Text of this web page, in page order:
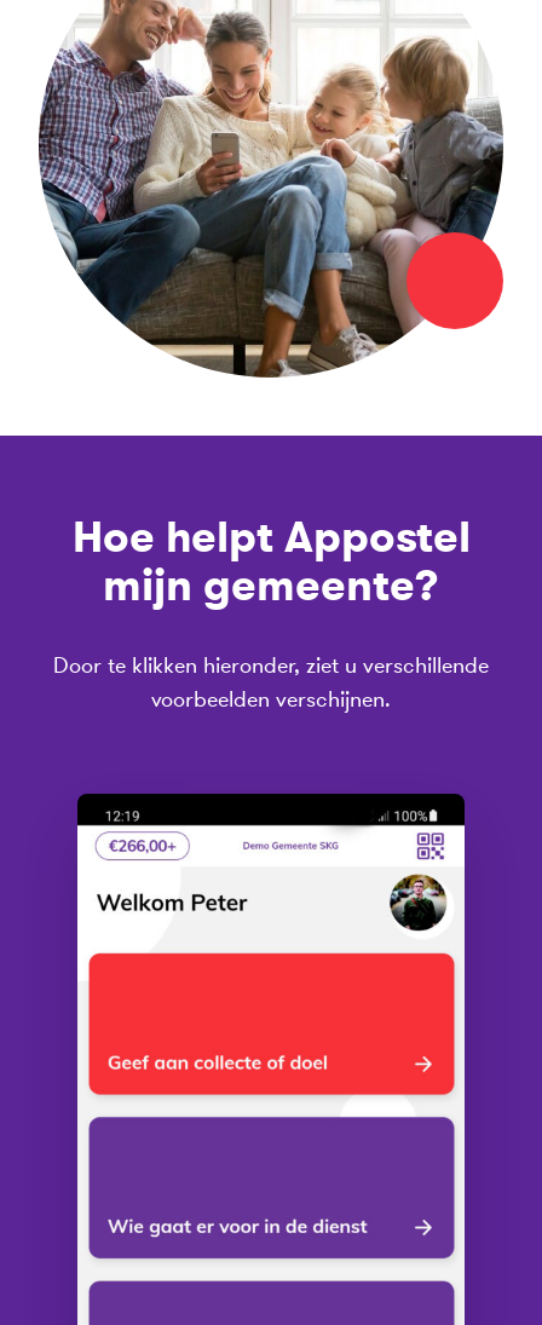
Hoe helpt Appostel
mijn gemeente?
Door te klikken hieronder, ziet u verschillende
voorbeelden verschijnen.